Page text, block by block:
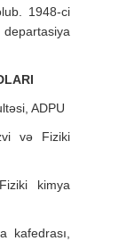
1948-ci
ADPU
və Fiziki
kimya